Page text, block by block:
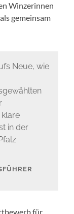
Winzerinnen
gemeinsam
Neue, wie
klare
in der
für